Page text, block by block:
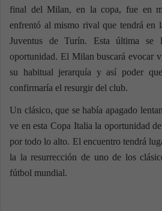
final del Milan, en la copa, fue en
enfrentó al mismo rival que tendrá en
Juventus de Turín. Esta última
oportunidad. El Milan buscará evocar
su habitual jerarquía y así poder
confirmaría el resurgir del club.
Un clásico, que se había apagado
ve en esta Copa Italia la oportunidad
por todo lo alto. El encuentro tendrá
la la resurrección de uno de los
fútbol mundial.